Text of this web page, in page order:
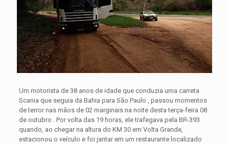
Um motorista de 38 anos de idade que conduzia uma carreta
Scania que seguia da Bahia para São Paulo , passou momentos
de terror nas mãos de 02 marginais na noite desta terça-feira 08
de outubro . Por volta das 19 horas, ele trafegava pela BR-393
quando, ao chegar na altura do KM 30 em Volta Grande,
estacionou o veículo e foi jantar em um restaurante localizado